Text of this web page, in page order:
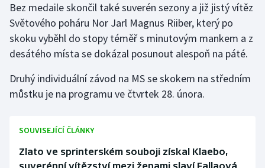
Triatlon
Veslování
Vodní slalom
Volejbal
Ostatní
Bez medaile skončil také suverén sezony a již jistý vítěz
Světového poháru Nor Jarl Magnus Riiber, který po
skoku vyběhl do stopy téměř s minutovým mankem a z
desátého místa se dokázal posunout alespoň na páté.
Druhý individuální závod na MS se skokem na středním
můstku je na programu ve čtvrtek 28. února.
SOUVISEJÍCÍ ČLÁNKY
Zlato ve sprinterském souboji získal Klaebo,
suverénní vítězství mezi ženami slaví Fallaová